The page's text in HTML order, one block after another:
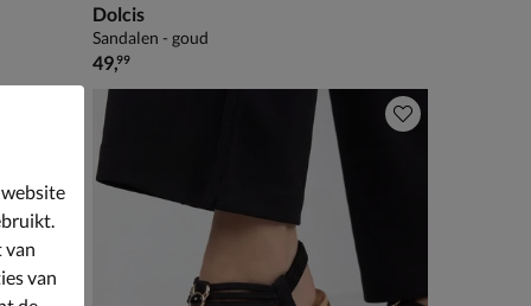
Dolcis
Sandalen - goud
€ 49,99
49,99
van
van